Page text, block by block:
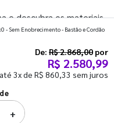
e descubra os materiais
o segundo
Sem Enobrecimento - Bastão e Cordão
De: R$ 2.868,00 por
R$ 2.580,99
até 3x de R$ 860,33 sem juros
+